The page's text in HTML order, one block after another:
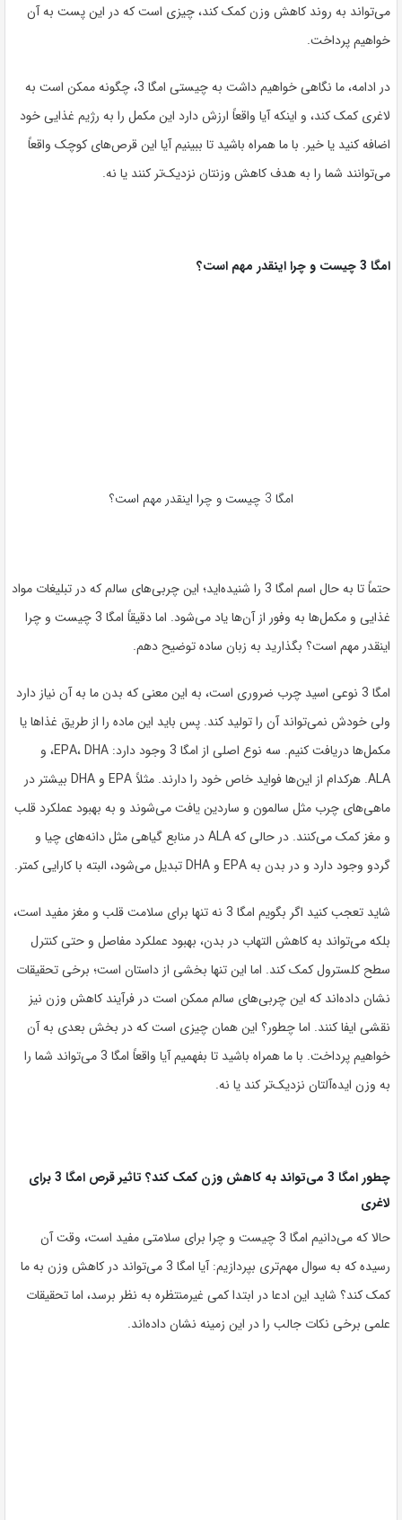
می‌تواند به روند کاهش وزن کمک کند، چیزی است که در این پست به آن
خواهیم پرداخت.
در ادامه، ما نگاهی خواهیم داشت به چیستی امگا 3، چگونه ممکن است به
لاغری کمک کند، و اینکه آیا واقعاً ارزش دارد این مکمل را به رژیم غذایی خود
اضافه کنید یا خیر. با ما همراه باشید تا ببینیم آیا این قرص‌های کوچک واقعاً
می‌توانند شما را به هدف کاهش وزنتان نزدیک‌تر کنند یا نه.
امگا 3 چیست و چرا اینقدر مهم است؟
امگا 3 چیست و چرا اینقدر مهم است؟
حتماً تا به حال اسم امگا 3 را شنیده‌اید؛ این چربی‌های سالم که در تبلیغات مواد
غذایی و مکمل‌ها به وفور از آن‌ها یاد می‌شود. اما دقیقاً امگا 3 چیست و چرا
اینقدر مهم است؟ بگذارید به زبان ساده توضیح دهم.
امگا 3 نوعی اسید چرب ضروری است، به این معنی که بدن ما به آن نیاز دارد
ولی خودش نمی‌تواند آن را تولید کند. پس باید این ماده را از طریق غذاها یا
مکمل‌ها دریافت کنیم. سه نوع اصلی از امگا 3 وجود دارد: EPA، DHA، و
ALA. هرکدام از این‌ها فواید خاص خود را دارند. مثلاً EPA و DHA بیشتر در
ماهی‌های چرب مثل سالمون و ساردین یافت می‌شوند و به بهبود عملکرد قلب
و مغز کمک می‌کنند. در حالی که ALA در منابع گیاهی مثل دانه‌های چیا و
گردو وجود دارد و در بدن به EPA و DHA تبدیل می‌شود، البته با کارایی کمتر.
شاید تعجب کنید اگر بگویم امگا 3 نه تنها برای سلامت قلب و مغز مفید است،
بلکه می‌تواند به کاهش التهاب در بدن، بهبود عملکرد مفاصل و حتی کنترل
سطح کلسترول کمک کند. اما این تنها بخشی از داستان است؛ برخی تحقیقات
نشان داده‌اند که این چربی‌های سالم ممکن است در فرآیند کاهش وزن نیز
نقشی ایفا کنند. اما چطور؟ این همان چیزی است که در بخش بعدی به آن
خواهیم پرداخت. با ما همراه باشید تا بفهمیم آیا واقعاً امگا 3 می‌تواند شما را
به وزن ایده‌آلتان نزدیک‌تر کند یا نه.
چطور امگا 3 می‌تواند به کاهش وزن کمک کند؟ تاثیر قرص امگا 3 برای
لاغری
حالا که می‌دانیم امگا 3 چیست و چرا برای سلامتی مفید است، وقت آن
رسیده که به سوال مهم‌تری بپردازیم:
آیا امگا 3 می‌تواند در کاهش وزن به ما
کمک کند؟ شاید این ادعا در ابتدا کمی غیرمنتظره به نظر برسد، اما تحقیقات
علمی برخی نکات جالب را در این زمینه نشان داده‌اند.